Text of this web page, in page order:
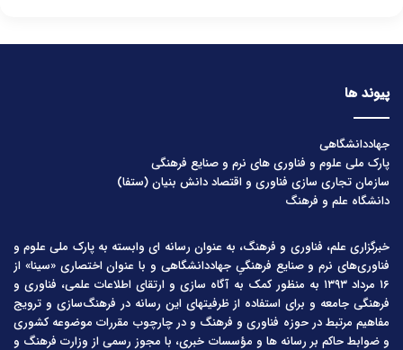
پیوند ها
جهاددانشگاهی
پارک ملی علوم و فناوری های نرم و صنایع فرهنگی
سازمان تجاری سازی فناوری و اقتصاد دانش بنیان (ستفا)
دانشگاه علم و فرهنگ
خبرگزاری علم، فناوری و فرهنگ، به عنوان رسانه ای وابسته به پارک ملی علوم و
فناوری‌های نرم و صنایع فرهنگیِ جهاددانشگاهی و با عنوان اختصاری «سینا» از
۱۶ مرداد ۱۳۹۳ به منظور کمک به آگاه سازی و ارتقای اطلاعات علمی، فناوری و
فرهنگی جامعه و برای استفاده از ظرفیتهای این رسانه در فرهنگ‌سازی و ترویج
مفاهیم مرتبط در حوزه فناوری و فرهنگ و در چارچوب مقررات موضوعه کشوری
و ضوابط حاکم بر رسانه ها و مؤسسات خبری، با مجوز رسمی از وزارت فرهنگ و